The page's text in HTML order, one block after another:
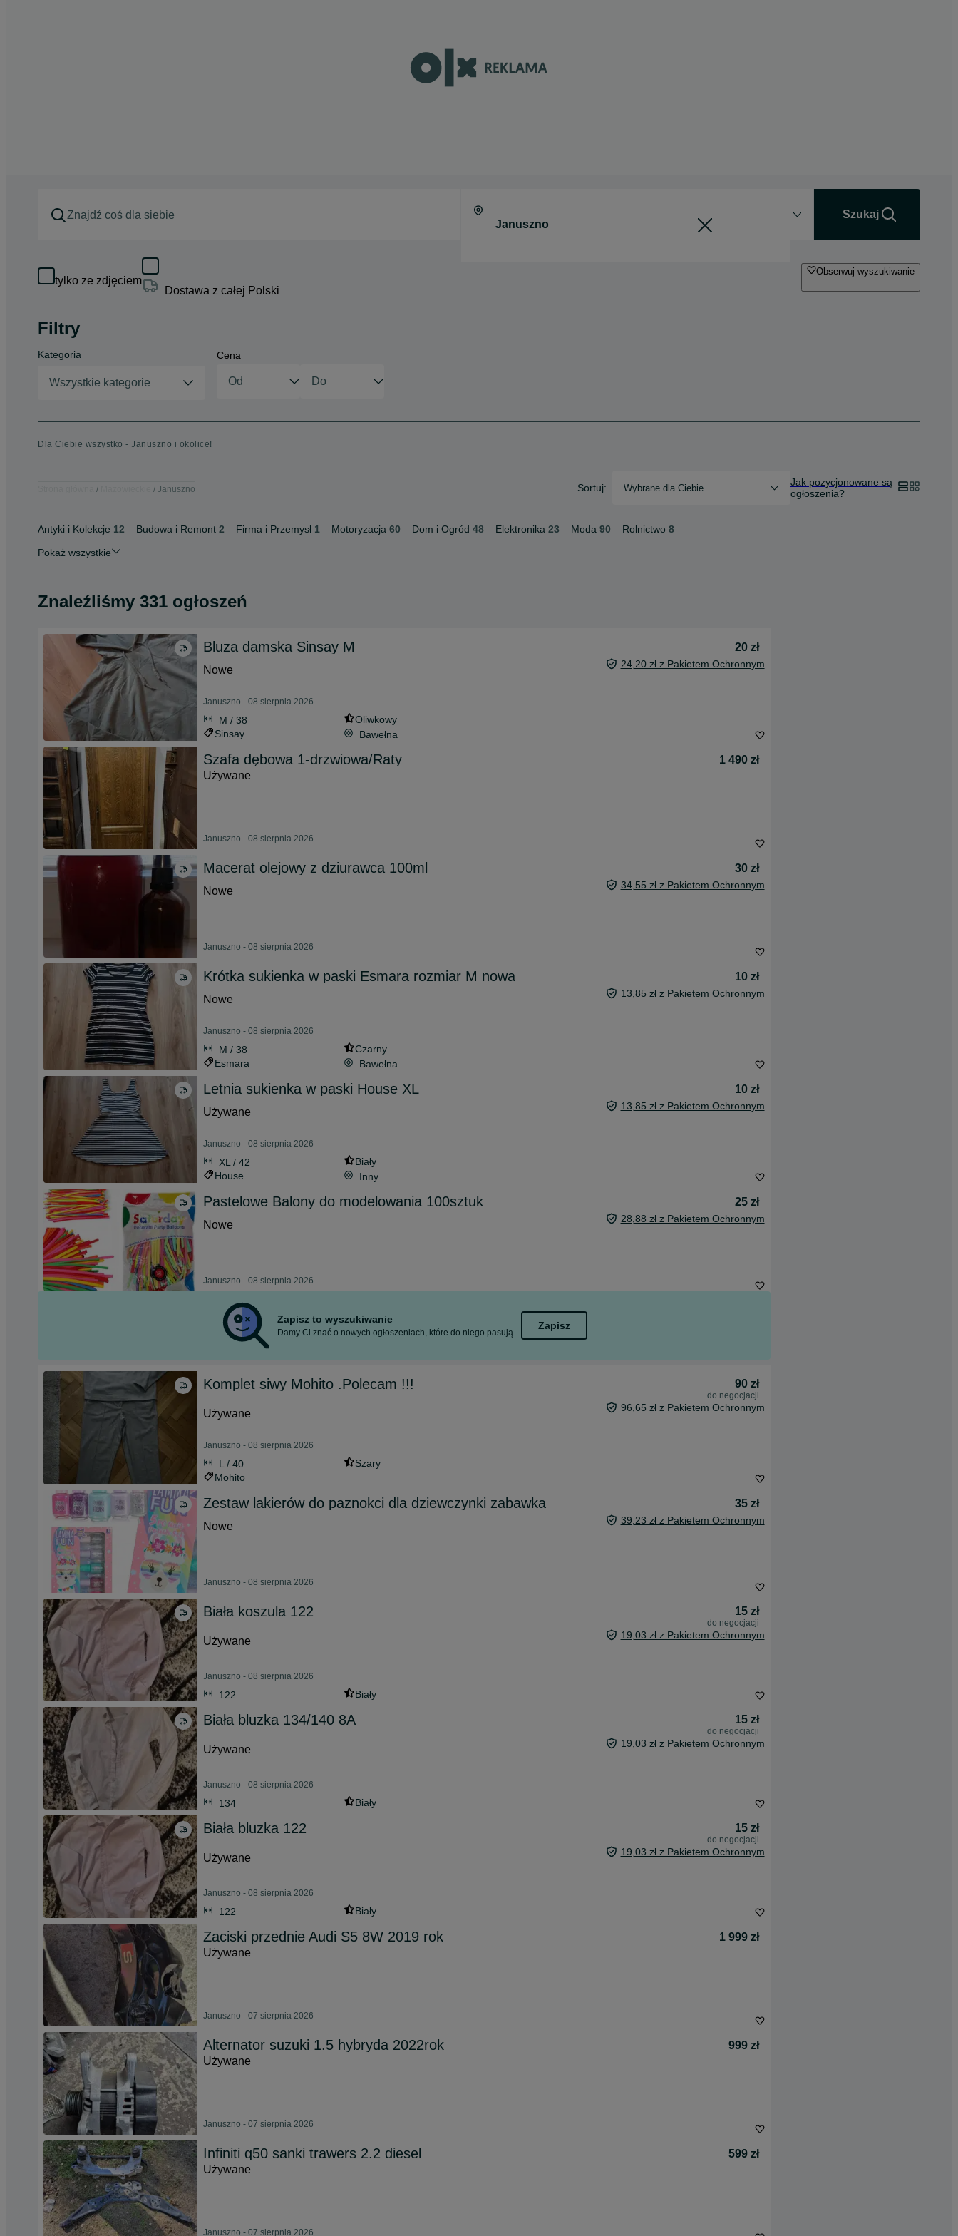
Szukaj
tylko ze zdjęciem
Dostawa z całej Polski
Obserwuj wyszukiwanie
Filtry
Kategoria
Wszystkie kategorie
Cena
Dla Ciebie wszystko - Januszno i okolice!
Januszno Sortuj: Wybrane dla Ciebie
Jak pozycjonowane są
ogłoszenia?
Antyki i Kolekcje 12 Budowa i Remont 2 Firma i Przemysł 1 Motoryzacja 60 Dom i Ogród 48 Elektronika 23 Moda 90 Rolnictwo 8
Pokaż wszystkie
Znaleźliśmy 331 ogłoszeń
Bluza damska Sinsay M
20 zł
Nowe
24,20 zł z Pakietem Ochronnym
Januszno - 08 sierpnia 2026
M / 38
Oliwkowy
Sinsay
Bawełna
Szafa dębowa 1-drzwiowa/Raty
1 490 zł
Używane
Januszno - 08 sierpnia 2026
Macerat olejowy z dziurawca 100ml
30 zł
Nowe
34,55 zł z Pakietem Ochronnym
Januszno - 08 sierpnia 2026
Krótka sukienka w paski Esmara rozmiar M nowa
10 zł
Nowe
13,85 zł z Pakietem Ochronnym
Januszno - 08 sierpnia 2026
M / 38
Czarny
Esmara
Bawełna
Letnia sukienka w paski House XL
10 zł
Używane
13,85 zł z Pakietem Ochronnym
Januszno - 08 sierpnia 2026
XL / 42
Biały
House
Inny
Pastelowe Balony do modelowania 100sztuk
25 zł
Nowe
28,88 zł z Pakietem Ochronnym
Januszno - 08 sierpnia 2026
Zapisz to wyszukiwanie
Damy Ci znać o nowych ogłoszeniach, które do niego pasują.
Zapisz
Komplet siwy Mohito .Polecam !!! 90 zł
do negocjacji
Używane 96,65 zł z Pakietem Ochronnym
Januszno - 08 sierpnia 2026
L / 40
Szary
Mohito
Zestaw lakierów do paznokci dla dziewczynki zabawka
35 zł
Nowe
39,23 zł z Pakietem Ochronnym
Januszno - 08 sierpnia 2026
Biała koszula 122 15 zł
do negocjacji
Używane 19,03 zł z Pakietem Ochronnym
Januszno - 08 sierpnia 2026
122 Biały
Biała bluzka 134/140 8A 15 zł
do negocjacji
Używane 19,03 zł z Pakietem Ochronnym
Januszno - 08 sierpnia 2026
134 Biały
Biała bluzka 122 15 zł
do negocjacji
Używane 19,03 zł z Pakietem Ochronnym
Januszno - 08 sierpnia 2026
122 Biały
Zaciski przednie Audi S5 8W 2019 rok
1 999 zł
Używane
Januszno - 07 sierpnia 2026
Alternator suzuki 1.5 hybryda 2022rok
999 zł
Używane
Januszno - 07 sierpnia 2026
Infiniti q50 sanki trawers 2.2 diesel
599 zł
Używane
Januszno - 07 sierpnia 2026